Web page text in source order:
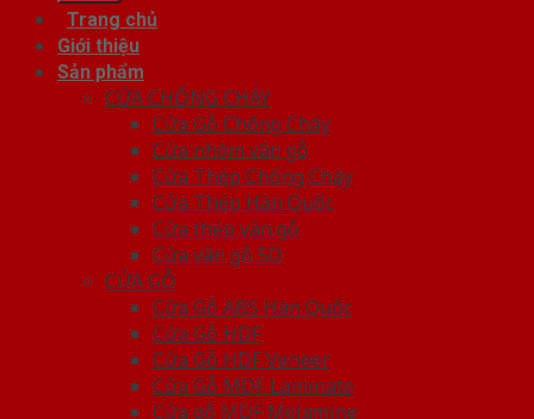
Trang chủ
Giới thiệu
Sản phẩm
CỬA CHỐNG CHÁY
Cửa Gỗ Chống Cháy
Cửa nhôm vân gỗ
Cửa Thép Chống Cháy
Cửa Thép Hàn Quốc
Cửa thép vân gỗ
Cửa vân gỗ 5D
CỬA GỖ
Cửa Gỗ ABS Hàn Quốc
Cửa Gỗ HDF
Cửa Gỗ HDF Veneer
Cửa Gỗ MDF Laminate
Cửa gỗ MDF Melamine